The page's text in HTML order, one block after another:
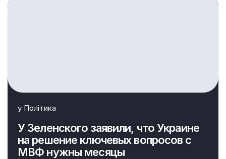
у Політика
У Зеленского заявили, что Украине
на решение ключевых вопросов с
МВФ нужны месяцы